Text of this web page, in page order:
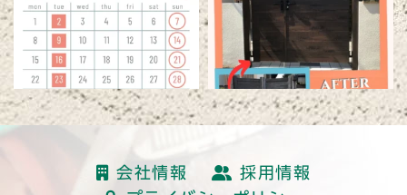
読み込む
会社情報
採用情報